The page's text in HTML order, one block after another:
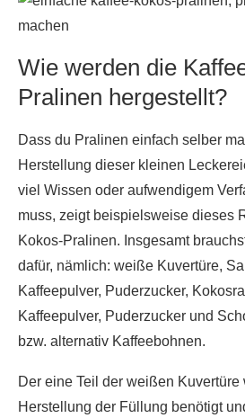
Wie werden die
Pralinen hergestellt?
Dass du Pralinen einfach selber
Herstellung dieser kleinen
viel Wissen oder aufwendigem
muss, zeigt beispielsweise dieses
Kokos-Pralinen. Insgesamt
dafür, nämlich: weiße Kuvertüre,
Kaffeepulver, Puderzucker,
Kaffeepulver, Puderzucker und
bzw. alternativ Kaffeebohnen.
Der eine Teil der weißen Kuvertüre
Herstellung der Füllung benötigt